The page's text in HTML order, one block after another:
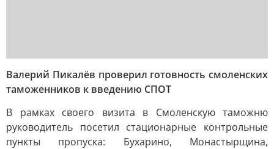
Валерий Пикалёв проверил готовность смоленских
таможенников к введению СПОТ
В рамках своего визита в Смоленскую таможню
руководитель посетил стационарные контрольные
пункты пропуска: Бухарино, Монастырщина,